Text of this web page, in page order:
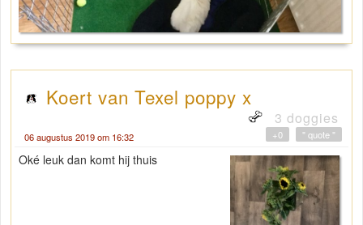
Koert van Texel poppy x
3 doggies
06 augustus 2019 om 16:32 " quote "
+0
Oké leuk dan komt hij thuis